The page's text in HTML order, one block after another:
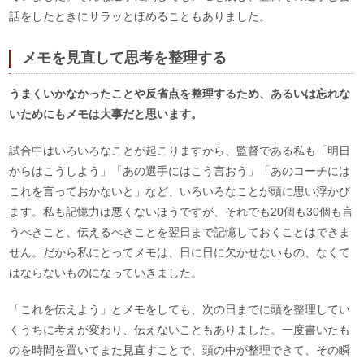
話をしたときにサラッとほめることもありました。
メモを見直して思考を整理する
うまくいかなかったことや反省点を整理するため、あるいは忘れな
いためにもメモは大事だと思います。
試合中はいろいろなことが起こりますから、監督である私も「明日
からはこうしよう」「あの選手にはこう言おう」「あのコーチには
これを言っておかないと」など、いろいろなことが頭に思い浮かび
ます。私も記憶力は悪くないほうですが、それでも20個も30個も言
うべきこと、伝えるべきことを翌日まで記憶しておくことはできま
せん。だから私にとってメモは、日に日に欠かせないもの、なくて
はならないものになっていきました。
「これを伝えよう」とメモをしても、次の日までに頭を整理してい
くうちに考えが変わり、伝えないこともありました。一度書いたも
のを時間を置いてまた見直すことで、頭の中が整理できて、その瞬